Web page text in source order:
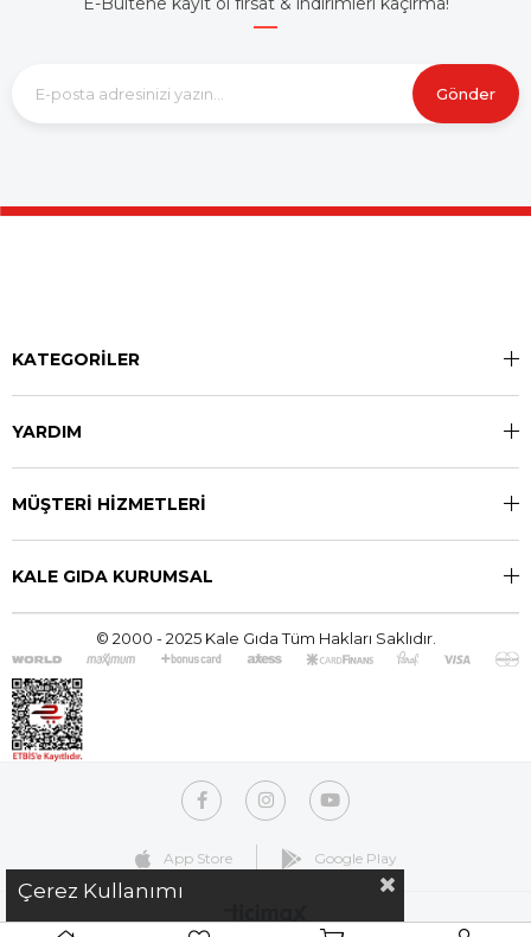
Gönder
KATEGORİLER
YARDIM
MÜŞTERİ HİZMETLERİ
KALE GIDA KURUMSAL
© 2000 - 2025 Kale Gıda Tüm Hakları Saklıdır.
App Store Google Play
Çerez Kullanımı